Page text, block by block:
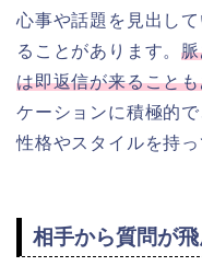
心事や話題を見出し
ることがあります。
は即返信が来ること
ケーションに積極的
性格やスタイルを持
相手から質問が